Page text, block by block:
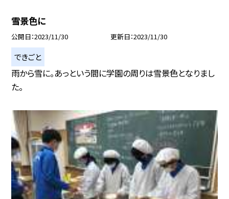
雪景色に
公開日 2023/11/30 更新日 2023/11/30
できごと
雨から雪に。あっという間に学園の周りは雪景色となりまし
た。